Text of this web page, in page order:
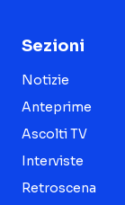
Sezioni
Notizie
Anteprime
Ascolti TV
Interviste
Retroscena